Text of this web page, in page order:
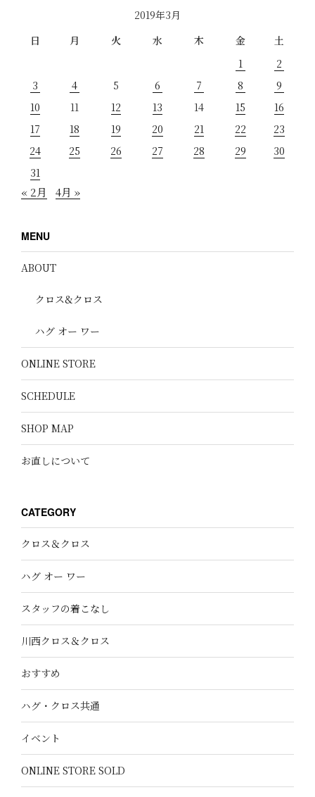
2019年3月
日
月 火 水 木 金
土
1
2
3
4 5 6 7 8
9
10
11 12 13 14 15
16
17
18 19 20 21 22
23
24
25 26 27 28 29
30
31
« 2月 4月 »
MENU
ABOUT
クロス&クロス
ハグ オー ワー
ONLINE STORE
SCHEDULE
SHOP MAP
お直しについて
CATEGORY
クロス＆クロス
ハグ オー ワー
スタッフの着こなし
川西クロス＆クロス
おすすめ
ハグ・クロス共通
イベント
ONLINE STORE SOLD